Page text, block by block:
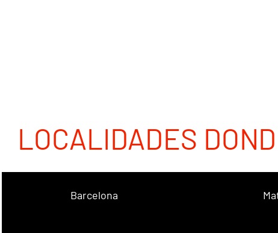
LOCALIDADES
Barcelona